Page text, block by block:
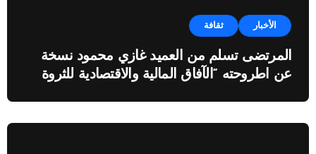
الأخبار ثقافة
المرتضى تسلم من العميد غازي محمود نسخة
عن اطروحته “الآفاق المالية والاقتصادية للثروة